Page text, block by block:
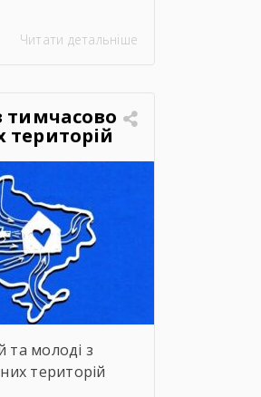
Читати детальніше
тимчасово
територій
та молоді з
територій